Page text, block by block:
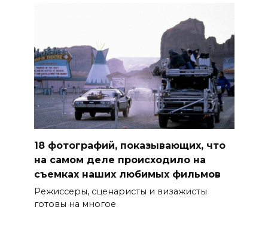
18 фотографий, показывающих, что
на самом деле происходило на
съемках наших любимых фильмов
Режиссеры, сценаристы и визажисты
готовы на многое